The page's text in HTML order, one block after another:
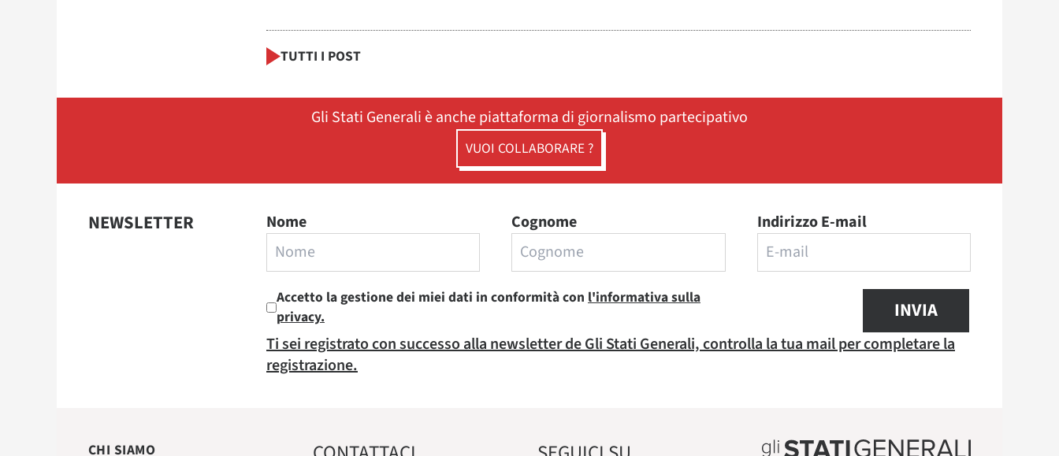
TUTTI I POST
Gli Stati Generali è anche piattaforma di giornalismo partecipativo
VUOI COLLABORARE ?
NEWSLETTER Nome Cognome Indirizzo E-mail
Accetto la gestione dei miei dati in conformità con l'informativa sulla
privacy.
INVIA
Ti sei registrato con successo alla newsletter de Gli Stati Generali, controlla la tua mail per completare la
registrazione.
CHI SIAMO